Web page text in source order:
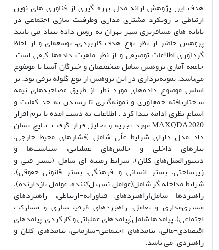
هدف این پژوهش ارائه مدل بهره گیری از فناوری های نوین
ارتباطی با رویکرد مشتری مداری وظرفیت سازی اجتماعی در
پایانه های مسافربری شهر تهران به روش داده بنیاد می باشد
پژوهش حاضر از نظر نوع هدف کاربردی– توسعه‌ای و از لحاظ
گردآوری اطلاعات توصیفی و از نظر ماهیت داده‌ها کیفی است.
جامعه آماری پژوهش شامل متخصصان و خبرگان آشنا با موضوع
می‌باشد. نمونه‌برداری در این پژوهش از نوع گلوله برفی بود. بر
اساس موضوع داده‌های مورد نظر از طریق مصاحبه‌ها‌ی نیمه
ساختاریافته جمع‌آوری و نمونه‌گیری تا رسیدن به حد کفایت و
اشباع نظری ادامه پیدا کرد . اطلاعات به دست امده با نرم افزار
MAXQDA2020 مورد تجزیه و تحلیل قرار گرفت. نتایج نشان
داد مدل دارای شرایط علّی شامل (فشارهای محیط خارجی،
نیازهای داخلی و چالش‌های عملیاتی، سیاست‌ها و
دستورالعمل‌های کلان)، شرایط زمینه ای شامل (بستر فنی و
زیرساختی، بستر انسانی و فرهنگی، بستر قانونی-حقوقی)،
شرایط مداخله گر شامل(عوامل تسهیل‌کننده، عوامل بازدارنده)،
راهبردها شامل(راهبردهای فناورانه-ارتباطی، راهبردهای
مشتری‌مداری و تعامل، راهبردهای ظرفیت‌سازی و مشارکت
اجتماعی)، پیامدها شامل(پیامدهای عملیاتی و کارکردی، پیامدهای
اقتصادی-مالی، پیامدهای اجتماعی-سازمانی، پیامدهای کلان و
راهبردی) می باشد.